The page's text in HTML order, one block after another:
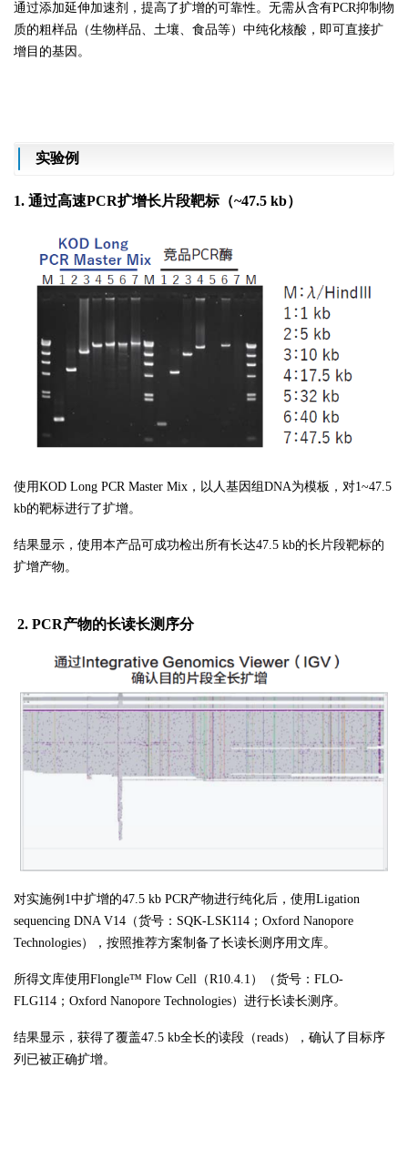
通过添加延伸加速剂，提高了扩增的可靠性。无需从含有PCR抑制物
质的粗样品（生物样品、土壤、食品等）中纯化核酸，即可直接扩
增目的基因。
实验例
1. 通过高速PCR扩增长片段靶标（~47.5 kb）
使用KOD Long PCR Master Mix，以人基因组DNA为模板，对1~47.5
kb的靶标进行了扩增。
结果显示，使用本产品可成功检出所有长达47.5 kb的长片段靶标的
扩增产物。
2. PCR产物的长读长测序分
对实施例 1中扩增的47.5 kb PCR产物进行纯化后，使用Ligation
sequencing DNA V14（货号：SQK-LSK114；Oxford Nanopore
Technologies），按照推荐方案制备了长读长测序用文库。
所得文库使用Flongle™ Flow Cell（R10.4.1）（货号：FLO-
FLG114；Oxford Nanopore Technologies）进行长读长测序。
结果显示，获得了覆盖47.5 kb全长的读段（reads），确认了目标序
列已被正确扩增。